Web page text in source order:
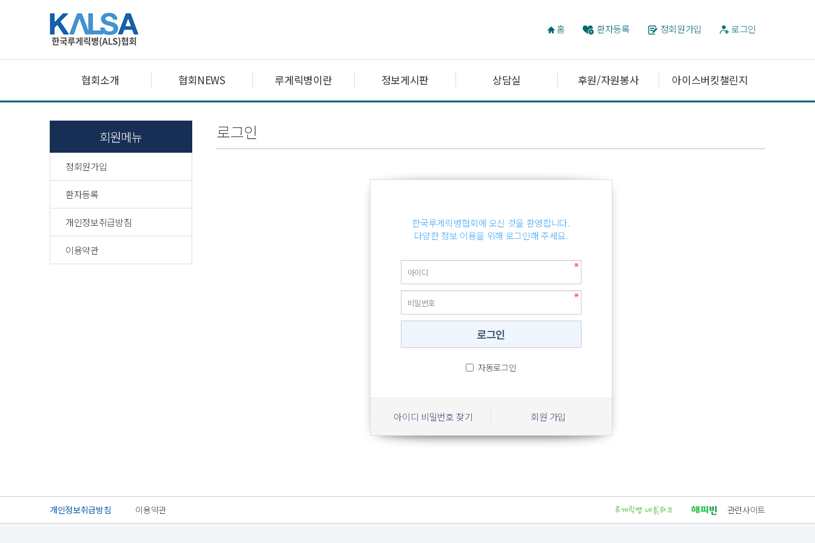
홈 환자등록 정회원가입 로그인
협회소개 협회NEWS 루게릭병이란 정보게시판 상담실 후원/자원봉사 아이스버킷챌린지
회원메뉴
정회원가입
환자등록
개인정보취급방침
이용약관
로그인
한국루게릭병협회에 오신 것을 환영합니다.
다양한 정보 이용을 위해 로그인해 주세요.
자동로그인
아이디 비밀번호 찾기 회원 가입
개인정보취급방침 이용약관 관련사이트